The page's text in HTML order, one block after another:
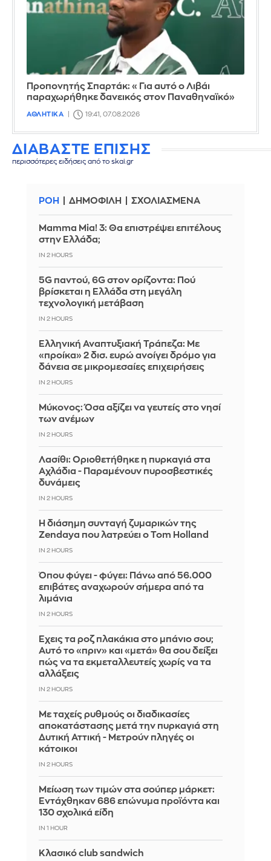
Προπονητής Σπαρτάκ: «Για αυτό ο Λιβάι
παραχωρήθηκε δανεικός στον Παναθηναϊκό»
ΑΘΛΗΤΙΚΑ 19:41, 07.08.2026
ΔΙΑΒΑΣΤΕ ΕΠΙΣΗΣ
περισσότερες ειδήσεις από το skai.gr
ΡΟΗ ΔΗΜΟΦΙΛΗ ΣΧΟΛΙΑΣΜΕΝΑ
Mamma Mia! 3: Θα επιστρέψει επιτέλους
στην Ελλάδα;
IN 2 HOURS
5G παντού, 6G στον ορίζοντα: Πού
βρίσκεται η Ελλάδα στη μεγάλη
τεχνολογική μετάβαση
IN 2 HOURS
Ελληνική Αναπτυξιακή Τράπεζα: Με
«προίκα» 2 δισ. ευρώ ανοίγει δρόμο για
δάνεια σε μικρομεσαίες επιχειρήσεις
IN 2 HOURS
Μύκονος: Όσα αξίζει να γευτείς στο νησί
των ανέμων
IN 2 HOURS
Λασίθι: Οριοθετήθηκε η πυρκαγιά στα
Αχλάδια - Παραμένουν πυροσβεστικές
δυνάμεις
IN 2 HOURS
Η διάσημη συνταγή ζυμαρικών της
Zendaya που λατρεύει ο Tom Holland
IN 2 HOURS
Όπου φύγει - φύγει: Πάνω από 56.000
επιβάτες αναχωρούν σήμερα από τα
λιμάνια
IN 2 HOURS
Έχεις τα ροζ πλακάκια στο μπάνιο σου;
Αυτό το «πριν» και «μετά» θα σου δείξει
πώς να τα εκμεταλλευτείς χωρίς να τα
αλλάξεις
IN 2 HOURS
Με ταχείς ρυθμούς οι διαδικασίες
αποκατάστασης μετά την πυρκαγιά στη
Δυτική Αττική - Μετρούν πληγές οι
κάτοικοι
IN 2 HOURS
Μείωση των τιμών στα σούπερ μάρκετ:
Εντάχθηκαν 686 επώνυμα προϊόντα και
130 σχολικά είδη
IN 1 HOUR
Κλασικό club sandwich